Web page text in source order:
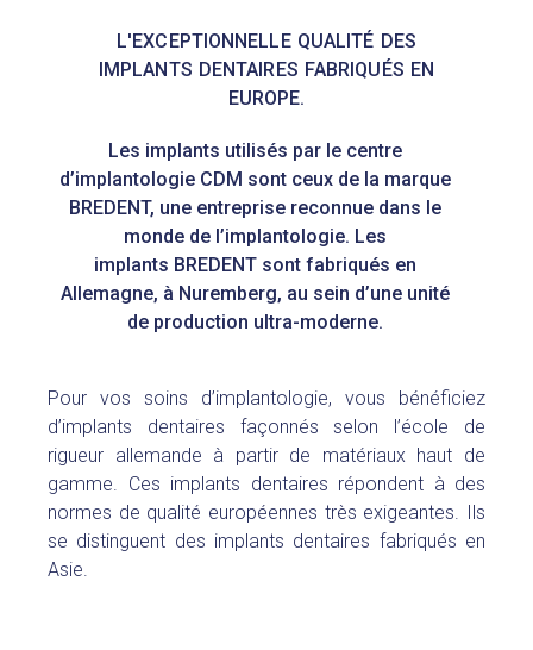
L'EXCEPTIONNELLE QUALITÉ DES
IMPLANTS DENTAIRES FABRIQUÉS EN
EUROPE.
Les implants utilisés par le centre
d’implantologie CDM sont ceux de la marque
BREDENT, une entreprise reconnue dans le
monde de l’implantologie. Les
implants BREDENTsont fabriqués en
Allemagne, à Nuremberg, au sein d’une unité
de production ultra-moderne.
Pour vos soins d’implantologie, vous bénéficiez
d’implants dentaires façonnés selon l’école de
rigueur allemande à partir de matériaux haut de
gamme. Ces implants dentaires répondent à des
normes de qualité européennes très exigeantes. Ils
se distinguent des implants dentaires fabriqués en
Asie.